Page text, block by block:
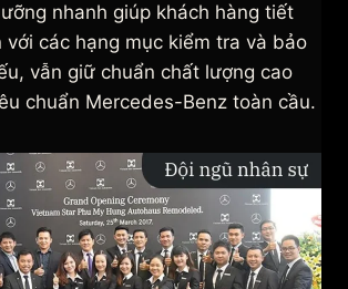
nhanh giúp khách hàng tiết
với các hạng mục kiểm tra và bảo
vẫn giữ chuẩn chất lượng cao
chuẩn Mercedes-Benz toàn cầu.